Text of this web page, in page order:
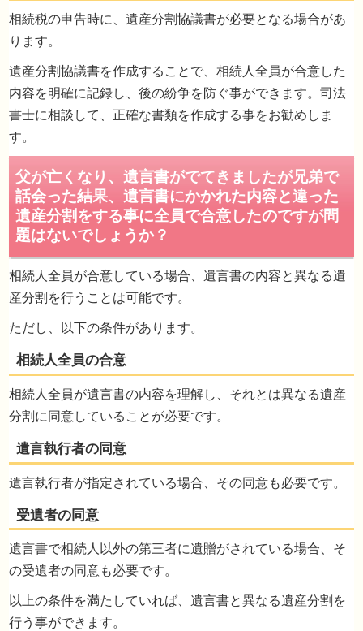
兄弟３人で父の遺産を相続する事となりま
が長男である私が土地と自宅を受け継ぎ、
預金３０００万円を二男、三男で半分ずつ
る事で合意をしておりますがその場合遺産
協議書を特に作成する必要はありませんで
相続税の申告時に、遺産分割協議書が必要となる場合があ
ります。
遺産分割協議書を作成することで、相続人全員が合意した
内容を明確に記録し、後の紛争を防ぐ事ができます。司法
書士に相談して、正確な書類を作成する事をお勧めしま
す。
相続人全員が合意している場合、遺言書の内容と異なる遺
産分割を行うことは可能です。
ただし、以下の条件があります。
相続人全員が遺言書の内容を理解し、それとは異なる遺産
分割に同意していることが必要です。
遺言執行者が指定されている場合、その同意も必要です。
遺言書で相続人以外の第三者に遺贈がされている場合、そ
の受遺者の同意も必要です。
以上の条件を満たしていれば、遺言書と異なる遺産分割を
行う事ができます。